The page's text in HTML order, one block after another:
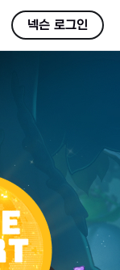
넥슨 로그인